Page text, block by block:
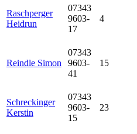
Raschperger
Heidrun
07343
9603-
17
4
Reindle Simon
07343
9603-
41
15
Schreckinger
Kerstin
07343
9603-
15
23